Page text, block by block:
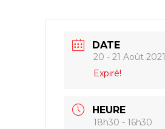
DATE
20 - 21 Août 2021
Expiré!
HEURE
18h30 - 16h30